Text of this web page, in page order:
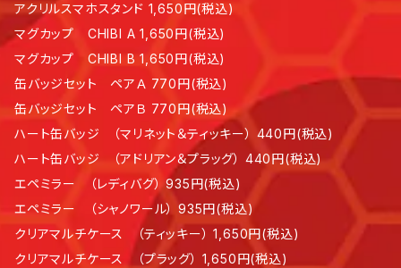
アクリルスマホスタンド 1,650円(税込)
マグカップ CHIBI A 1,650円(税込)
マグカップ CHIBI B 1,650円(税込)
缶バッジセット ペアＡ 770円(税込)
缶バッジセット ペアＢ 770円(税込)
ハート缶バッジ （マリネット＆ティッキー） 440円(税込)
ハート缶バッジ （アドリアン＆プラッグ） 440円(税込)
エペミラー （レディバグ） 935円(税込)
エペミラー （シャノワール） 935円(税込)
クリアマルチケース （ティッキー） 1,650円(税込)
クリアマルチケース （プラッグ） 1,650円(税込)